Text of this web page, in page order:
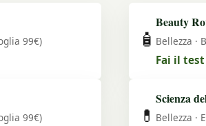
99€)
99€)
🧴
Beauty
Bellezza ·
Fai il
💊
Scienza
Bellezza ·